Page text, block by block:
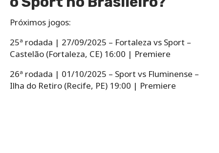
Próximos jogos:
25ª rodada | 27/09/2025 – Fortaleza vs Sport –
Castelão (Fortaleza, CE) 16:00 | Premiere
26ª rodada | 01/10/2025 – Sport vs Fluminense –
Ilha do Retiro (Recife, PE) 19:00 | Premiere